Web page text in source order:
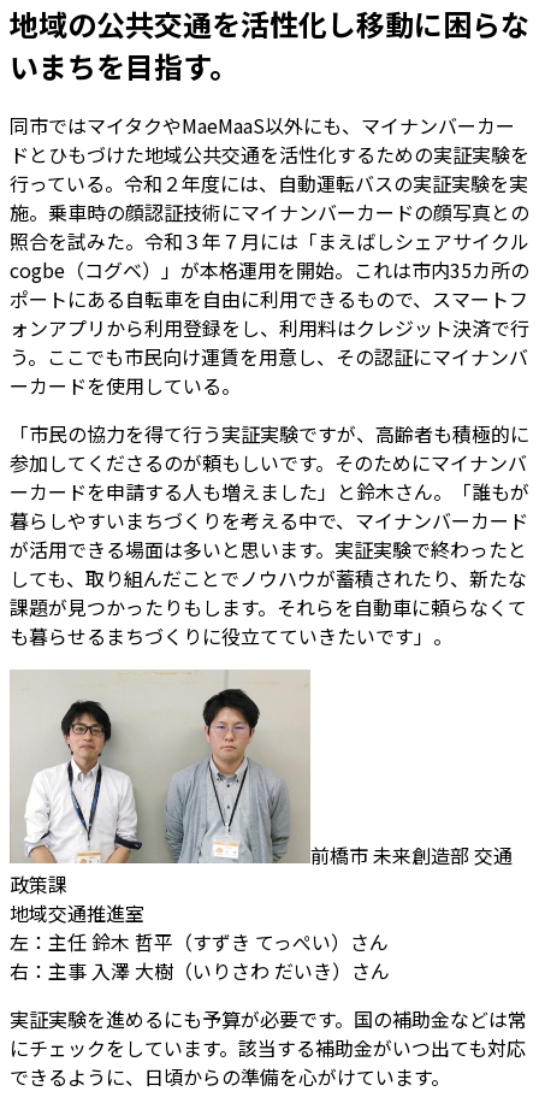
地域の公共交通を活性化し移動に困らな
いまちを目指す。
同市ではマイタクやMaeMaaS以外にも、マイナンバーカー
ドとひもづけた地域公共交通を活性化するための実証実験を
行っている。令和２年度には、自動運転バスの実証実験を実
施。乗車時の顔認証技術にマイナンバーカードの顔写真との
照合を試みた。令和３年７月には「まえばしシェアサイクル
cogbe（コグベ）」が本格運用を開始。これは市内35カ所の
ポートにある自転車を自由に利用できるもので、スマートフ
ォンアプリから利用登録をし、利用料はクレジット決済で行
う。ここでも市民向け運賃を用意し、その認証にマイナンバ
ーカードを使用している。
「市民の協力を得て行う実証実験ですが、高齢者も積極的に
参加してくださるのが頼もしいです。そのためにマイナンバ
ーカードを申請する人も増えました」と鈴木さん。「誰もが
暮らしやすいまちづくりを考える中で、マイナンバーカード
が活用できる場面は多いと思います。実証実験で終わったと
しても、取り組んだことでノウハウが蓄積されたり、新たな
課題が見つかったりもします。それらを自動車に頼らなくて
も暮らせるまちづくりに役立てていきたいです」。
前橋市 未来創造部 交通
政策課
地域交通推進室
左：主任 鈴木 哲平（すずき てっぺい）さん
右：主事 入澤 大樹（いりさわ だいき）さん
実証実験を進めるにも予算が必要です。国の補助金などは常
にチェックをしています。該当する補助金がいつ出ても対応
できるように、日頃からの準備を心がけています。